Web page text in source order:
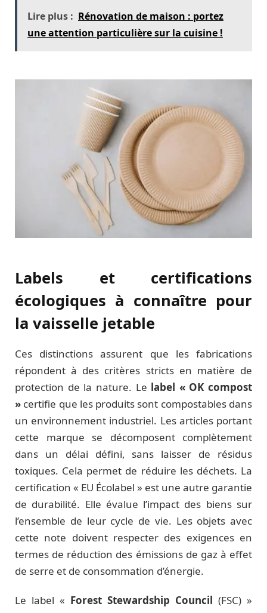
Lire plus : Rénovation de maison : portez
une attention particulière sur la cuisine !
Labels et certifications
écologiques à connaître pour
la vaisselle jetable
Ces distinctions assurent que les fabrications
répondent à des critères stricts en matière de
protection de la nature. Le label « OK compost
» certifie que les produits sont compostables dans
un environnement industriel. Les articles portant
cette marque se décomposent complètement
dans un délai défini, sans laisser de résidus
toxiques. Cela permet de réduire les déchets. La
certification « EU Écolabel » est une autre garantie
de durabilité. Elle évalue l’impact des biens sur
l’ensemble de leur cycle de vie. Les objets avec
cette note doivent respecter des exigences en
termes de réduction des émissions de gaz à effet
de serre et de consommation d’énergie.
Le label « Forest Stewardship Council (FSC) »